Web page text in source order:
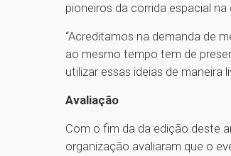
pioneiros da corrida espacial na
“Acreditamos na demanda de
ao mesmo tempo tem de
utilizar essas ideias de maneira
Avaliação
Com o fim da da edição deste
organização avaliaram que o